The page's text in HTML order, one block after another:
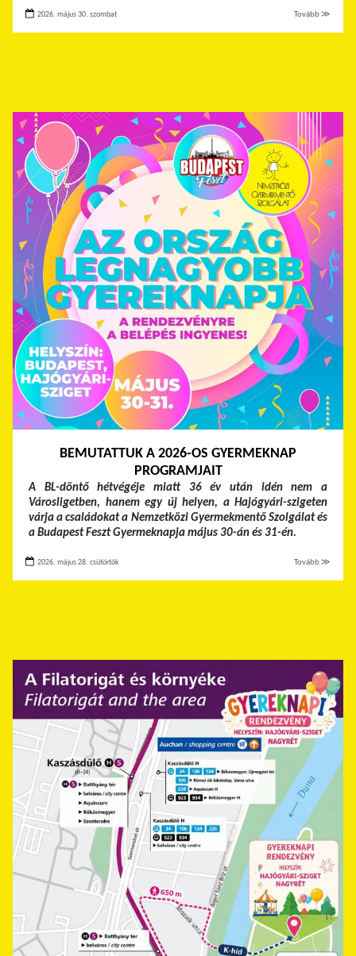
2026. május 30. szombat Tovább ≫
BEMUTATTUK A 2026-OS GYERMEKNAP
PROGRAMJAIT
A BL-döntő hétvégéje miatt 36 év után idén nem a
Városligetben, hanem egy új helyen, a Hajógyári-szigeten
várja a családokat a Nemzetközi Gyermekmentő Szolgálat és
a Budapest Feszt Gyermeknapja május 30-án és 31-én.
2026. május 28. csütörtök Tovább ≫